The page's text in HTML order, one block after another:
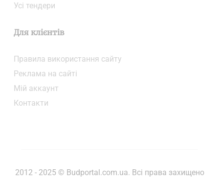
Усі тендери
Для клієнтів
Правила використання сайту
Реклама на сайті
Мій аккаунт
Контакти
2012 - 2025 © Budportal.com.ua. Всі права захищено